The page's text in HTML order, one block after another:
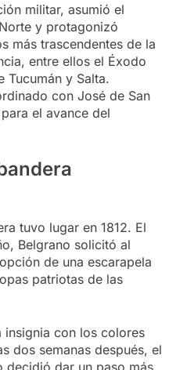
militar, asumió el
y protagonizó
más trascendentes de la
entre ellos el Éxodo
Tucumán y Salta.
con José de San
el avance del
tuvo lugar en 1812. El
Belgrano solicitó al
de una escarapela
patriotas de las
con los colores
dos semanas después, el
decidió dar un paso más